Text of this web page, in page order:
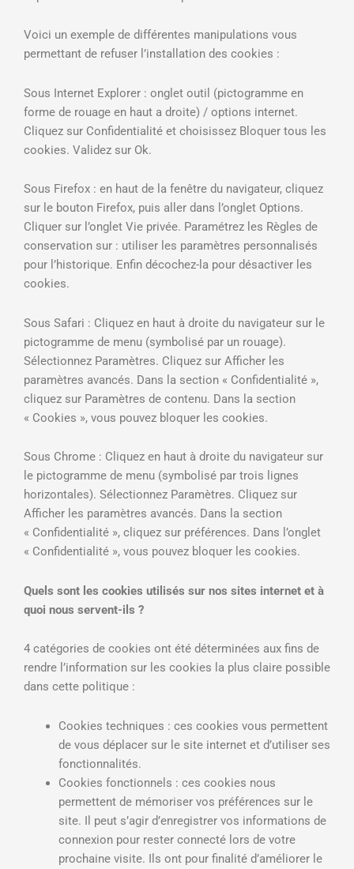
Voici un exemple de différentes manipulations vous
permettant de refuser l’installation des cookies :
Sous Internet Explorer : onglet outil (pictogramme en
forme de rouage en haut a droite) / options internet.
Cliquez sur Confidentialité et choisissez Bloquer tous les
cookies. Validez sur Ok.
Sous Firefox : en haut de la fenêtre du navigateur, cliquez
sur le bouton Firefox, puis aller dans l’onglet Options.
Cliquer sur l’onglet Vie privée. Paramétrez les Règles de
conservation sur : utiliser les paramètres personnalisés
pour l’historique. Enfin décochez-la pour désactiver les
cookies.
Sous Safari : Cliquez en haut à droite du navigateur sur le
pictogramme de menu (symbolisé par un rouage).
Sélectionnez Paramètres. Cliquez sur Afficher les
paramètres avancés. Dans la section « Confidentialité »,
cliquez sur Paramètres de contenu. Dans la section
« Cookies », vous pouvez bloquer les cookies.
Sous Chrome : Cliquez en haut à droite du navigateur sur
le pictogramme de menu (symbolisé par trois lignes
horizontales). Sélectionnez Paramètres. Cliquez sur
Afficher les paramètres avancés. Dans la section
« Confidentialité », cliquez sur préférences. Dans l’onglet
« Confidentialité », vous pouvez bloquer les cookies.
Quels sont les cookies utilisés sur nos sites internet et à
quoi nous servent-ils ?
4 catégories de cookies ont été déterminées aux fins de
rendre l’information sur les cookies la plus claire possible
dans cette politique :
Cookies techniques : ces cookies vous permettent
de vous déplacer sur le site internet et d’utiliser ses
fonctionnalités.
Cookies fonctionnels : ces cookies nous
permettent de mémoriser vos préférences sur le
site. Il peut s’agir d’enregistrer vos informations de
connexion pour rester connecté lors de votre
prochaine visite. Ils ont pour finalité d’améliorer le